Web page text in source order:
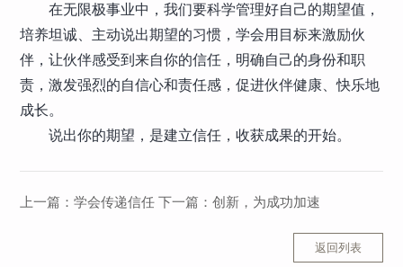
在无限极事业中，我们要科学管理好自己的期望值，
培养坦诚、主动说出期望的习惯，学会用目标来激励伙
伴，让伙伴感受到来自你的信任，明确自己的身份和职
责，激发强烈的自信心和责任感，促进伙伴健康、快乐地
成长。
说出你的期望，是建立信任，收获成果的开始。
上一篇：学会传递信任 下一篇：创新，为成功加速
返回列表